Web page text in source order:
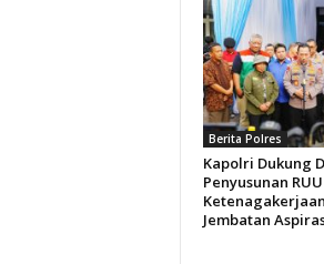
Berita Polres
Kapolri Dukung
Penyusunan RUU
Jembatan